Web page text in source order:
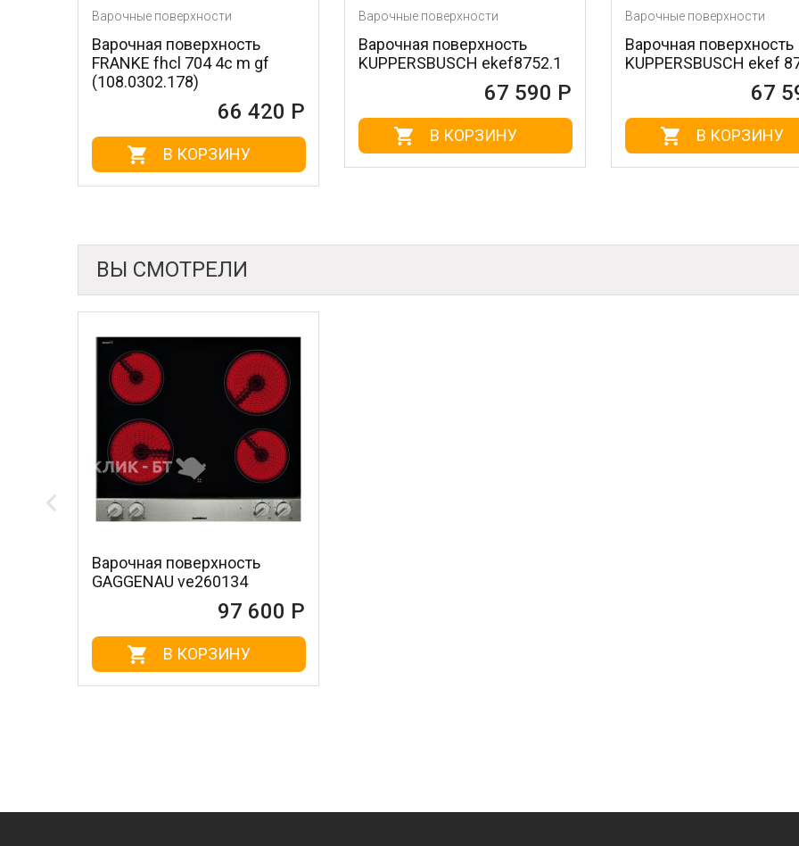
Варочные поверхности
Варочная поверхность
FRANKE fhcl 704 4c m gf
(108.0302.178)
В КОРЗИНУ
Варочные поверхности
Варочная поверхность
KUPPERSBUSCH ekef8752.1
В КОРЗИНУ
Варочные поверхности
Варочная поверхность
KUPPERSBUSCH ekef 8752.0
В КОРЗИНУ
ВЫ СМОТРЕЛИ
Варочная поверхность
GAGGENAU ve260134
97 600 Р
В КОРЗИНУ